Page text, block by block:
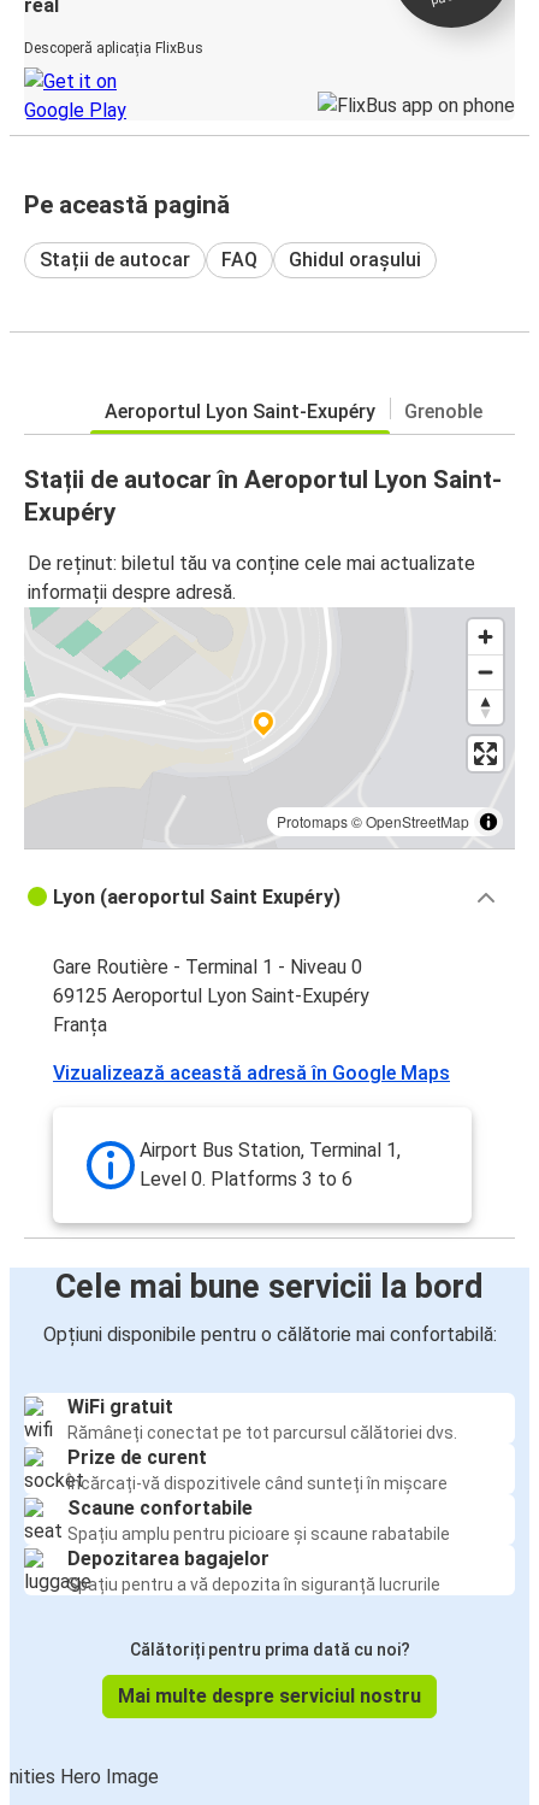
real
Descoperă aplicația FlixBus
Pe această pagină
Stații de autocar FAQ Ghidul orașului
Aeroportul Lyon Saint-Exupéry Grenoble
Stații de autocar în Aeroportul Lyon Saint-
Exupéry
De reținut: biletul tău va conține cele mai actualizate
informații despre adresă.
Protomaps©OpenStreetMap
Lyon (aeroportul Saint Exupéry)
Gare Routière - Terminal 1 - Niveau 0
69125 Aeroportul Lyon Saint-Exupéry
Franța
Vizualizează această adresă în Google Maps
Airport Bus Station, Terminal 1,
Level 0. Platforms 3 to 6
Cele mai bune servicii la bord
Opțiuni disponibile pentru o călătorie mai confortabilă:
WiFi gratuit
Rămâneți conectat pe tot parcursul călătoriei dvs.
Prize de curent
Încărcați-vă dispozitivele când sunteți în mișcare
Scaune confortabile
Spațiu amplu pentru picioare și scaune rabatabile
Depozitarea bagajelor
Spațiu pentru a vă depozita în siguranță lucrurile
Călătoriți pentru prima dată cu noi?
Mai multe despre serviciul nostru